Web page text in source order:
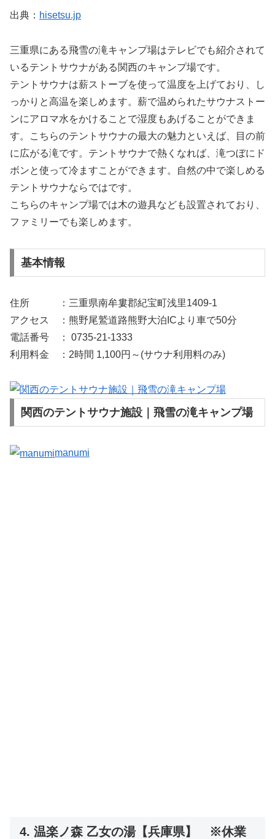
出典： hisetsu.jp
三重県にある飛雪の滝キャンプ場はテレビでも紹介されて
いるテントサウナがある関西のキャンプ場です。
テントサウナは薪ストーブを使って温度を上げており、し
っかりと高温を楽しめます。薪で温められたサウナストー
ンにアロマ水をかけることで湿度もあげることができま
す。こちらのテントサウナの最大の魅力といえば、目の前
に広がる滝です。テントサウナで熱くなれば、滝つぼにド
ボンと使って冷ますことができます。自然の中で楽しめる
テントサウナならではです。
こちらのキャンプ場では木の遊具なども設置されており、
ファミリーでも楽しめます。
基本情報
住所 ：三重県南牟婁郡紀宝町浅里1409-1
アクセス ：熊野尾鷲道路熊野大泊ICより車で50分
電話番号 ： 0735-21-1333
利用料金 ：2時間 1,100円～(サウナ利用料のみ)
関西のテントサウナ施設｜飛雪の滝キャンプ場
manumi
4. 温楽ノ森 乙女の湯【兵庫県】 ※休業